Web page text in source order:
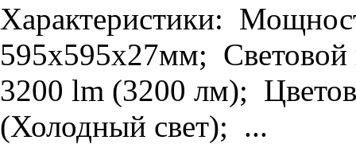
Характеристики:
595х595х27мм; Световой
3200 lm (3200 лм);
(Холодный свет); ...